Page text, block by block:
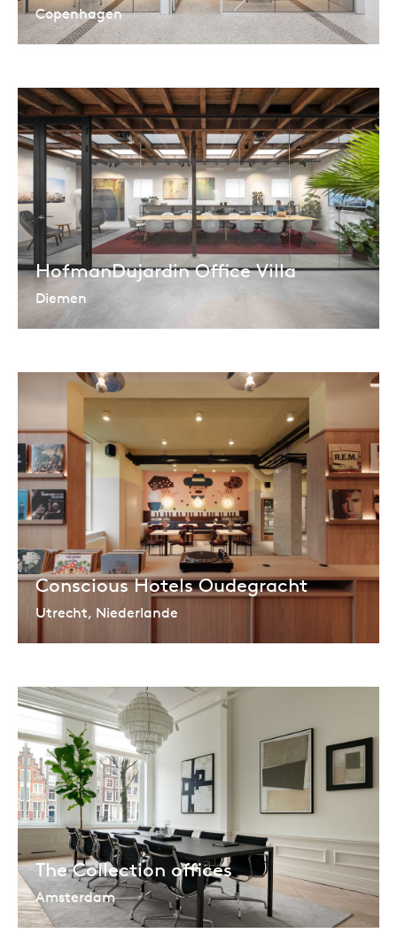
Copenhagen
HofmanDujardin Office Villa
Diemen
Conscious Hotels Oudegracht
Utrecht, Niederlande
The Collection offices
Amsterdam